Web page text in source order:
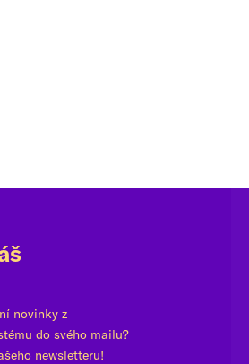
novinky z
do svého mailu?
newsletteru!